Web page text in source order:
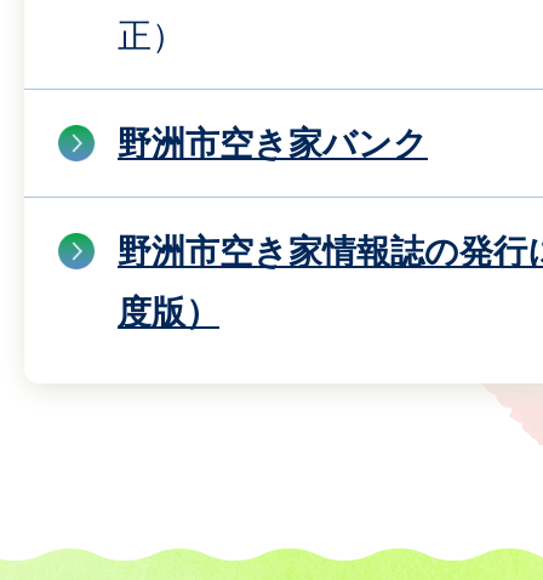
正）
野洲市空き家バンク
野洲市空き家情報誌の発
度版）